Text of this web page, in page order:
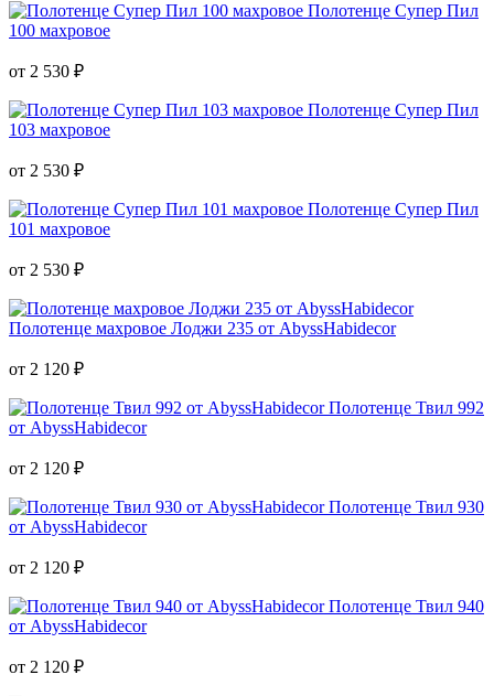
Полотенце Супер Пил
100 махровое
от 2 530 ₽
Полотенце Супер Пил
103 махровое
от 2 530 ₽
Полотенце Супер Пил
101 махровое
от 2 530 ₽
Полотенце махровое Лоджи 235 от AbyssHabidecor
от 2 120 ₽
Полотенце Твил 992
от AbyssHabidecor
от 2 120 ₽
Полотенце Твил 930
от AbyssHabidecor
от 2 120 ₽
Полотенце Твил 940
от AbyssHabidecor
от 2 120 ₽